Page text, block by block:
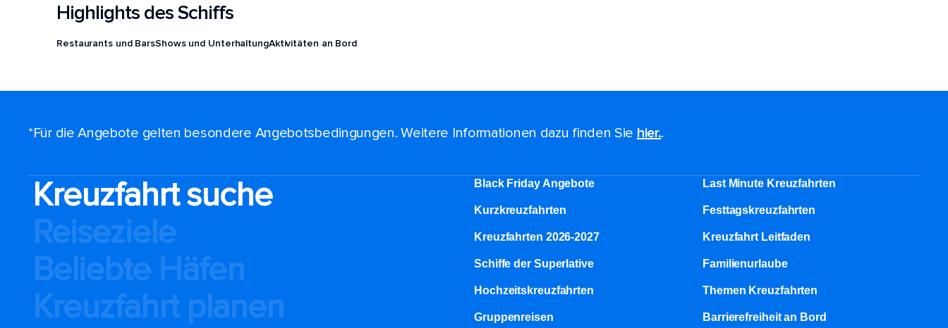
Highlights des Schiffs
Restaurants und BarsShows und UnterhaltungAktivitäten an Bord
*Für die Angebote gelten besondere Angebotsbedingungen. Weitere Informationen dazu finden Sie hier..
Kreuzfahrt suche
Reiseziele
Beliebte Häfen
Kreuzfahrt planen
Black Friday Angebote Last Minute Kreuzfahrten
Kurzkreuzfahrten​ Festtagskreuzfahrten​
Kreuzfahrten 2026-2027 Kreuzfahrt Leitfaden
Schiffe der Superlative Familienurlaube​
Hochzeitskreuzfahrten Themen Kreuzfahrten
Gruppenreisen Barrierefreiheit an Bord​